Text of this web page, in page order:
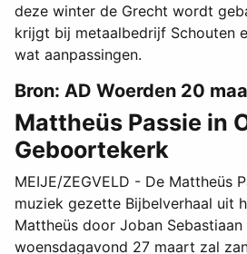
deze winter de Grecht wordt
krijgt bij metaalbedrijf Schouten
wat aanpassingen.
Bron: AD Woerden 20
Mattheüs Passie in
Geboortekerk
MEIJE/ZEGVELD - De Mattheüs
muziek gezette Bijbelverhaal uit
Mattheüs door Joban Sebastiaan
woensdagavond 27 maart zal